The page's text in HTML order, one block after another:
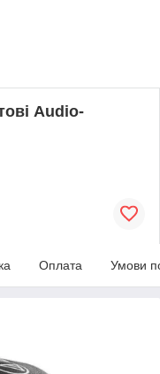
Audio-
Оплата Умови